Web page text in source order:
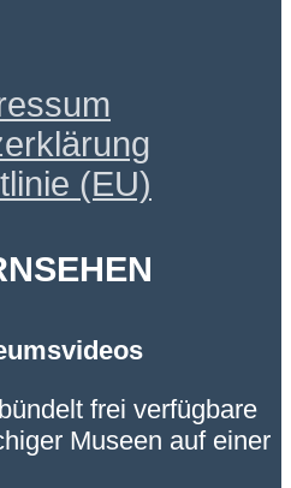
(EU)
frei verfügbare
Museen auf einer